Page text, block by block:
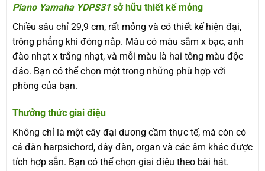
Piano Yamaha YDPS31sở hữu thiết kế mỏng
Chiều sâu chỉ 29,9 cm, rất mỏng và có thiết kế hiện đại,
trông phẳng khi đóng nắp. Màu có màu sẫm x bạc, anh
đào nhạt x trắng nhạt, và mỗi màu là hai tông màu độc
đáo. Bạn có thể chọn một trong những phù hợp với
phòng của bạn.
Thưởng thức giai điệu
Không chỉ là một cây đại dương cầm thực tế, mà còn có
cả đàn harpsichord, dây đàn, organ và các âm khác được
tích hợp sẵn. Bạn có thể chọn giai điệu theo bài hát.